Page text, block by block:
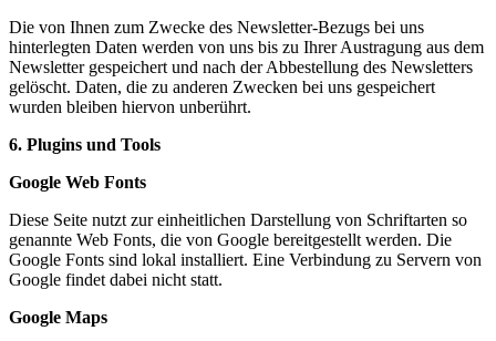
Die von Ihnen zum Zwecke des Newsletter-Bezugs bei uns
hinterlegten Daten werden von uns bis zu Ihrer Austragung aus dem
Newsletter gespeichert und nach der Abbestellung des Newsletters
gelöscht. Daten, die zu anderen Zwecken bei uns gespeichert
wurden bleiben hiervon unberührt.
6. Plugins und Tools
Google Web Fonts
Diese Seite nutzt zur einheitlichen Darstellung von Schriftarten so
genannte Web Fonts, die von Google bereitgestellt werden. Die
Google Fonts sind lokal installiert. Eine Verbindung zu Servern von
Google findet dabei nicht statt.
Google Maps